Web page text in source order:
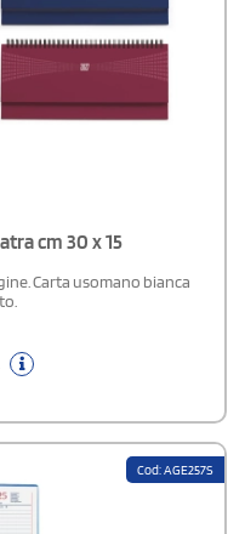
cm 30 x 15
Carta usomano bianca
Cod: AGE257S